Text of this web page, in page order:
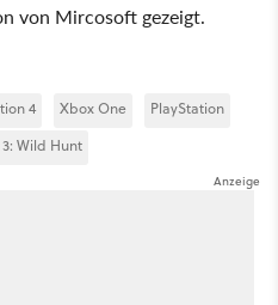
von Mircosoft gezeigt.
4 Xbox One
PlayStation
Wild Hunt